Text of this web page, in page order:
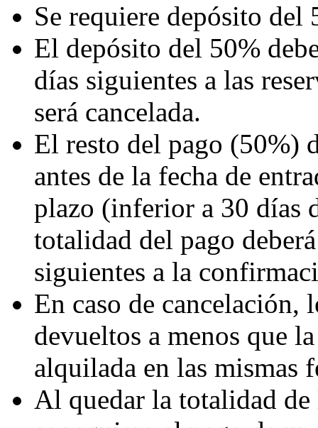
Se requiere depósito del
El depósito del 50%
días siguientes a las
será cancelada.
El resto del pago (50%)
antes de la fecha de
plazo (inferior a 30 días
totalidad del pago
siguientes a la
En caso de cancelación,
devueltos a menos que
alquilada en las mismas
Al quedar la totalidad